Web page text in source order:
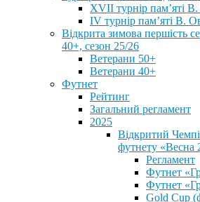
XVII турнір пам’яті
IV турнір пам’яті В.
Відкрита зимова першість
40+, сезон 25/26
Ветерани 50+
Ветерани 40+
Футнет
Рейтинг
Загальний регламент
2025
Відкритий
футнету «Весна
Регламент
Футнет
Футнет
Gold Cup